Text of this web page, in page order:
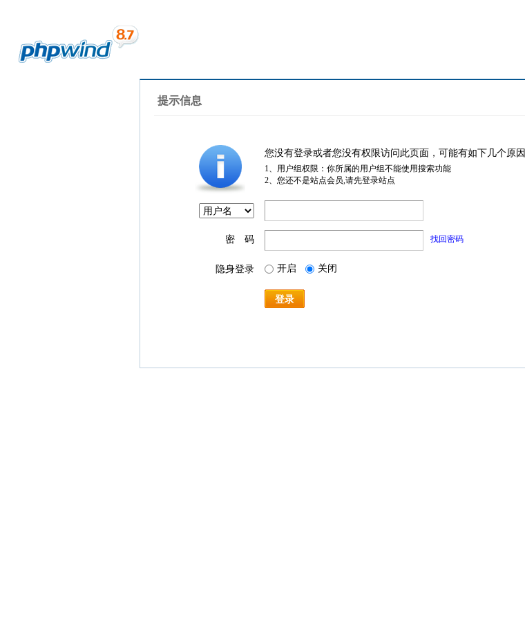
提示信息
您没有登录或者您没有权限访问此页面，可能有如下几个原因
1、用户组权限：你所属的用户组不能使用搜索功能
2、您还不是站点会员,请先登录站点
密 码 找回密码
隐身登录 开启 关闭
登录